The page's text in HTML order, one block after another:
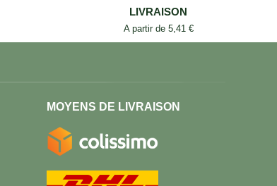
LIVRAISON
A partir de 5,41 €
MOYENS DE LIVRAISON